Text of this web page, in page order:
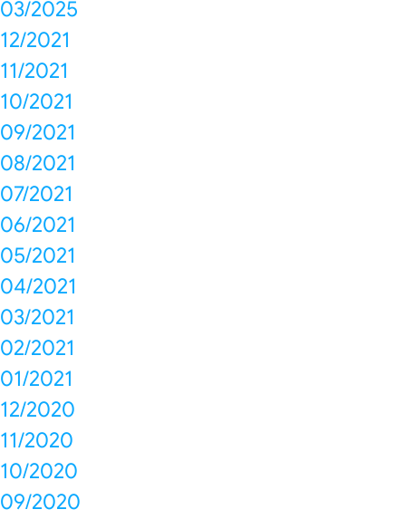
03/2025
12/2021
11/2021
10/2021
09/2021
08/2021
07/2021
06/2021
05/2021
04/2021
03/2021
02/2021
01/2021
12/2020
11/2020
10/2020
09/2020